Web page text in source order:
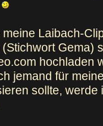
meine Laibach-
Gema)
hochladen
jemand für
sollte,